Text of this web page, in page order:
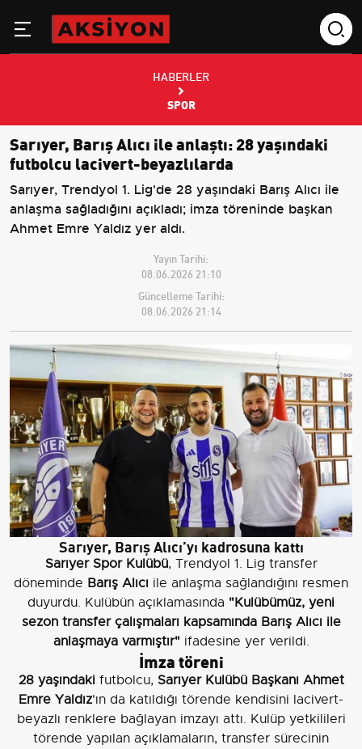
HABERLER
SPOR
Sarıyer, Barış Alıcı ile anlaştı: 28 yaşındaki
futbolcu lacivert-beyazlılarda
Sarıyer, Trendyol 1. Lig'de 28 yaşındaki Barış Alıcı ile
anlaşma sağladığını açıkladı; imza töreninde başkan
Ahmet Emre Yaldız yer aldı.
Yayın Tarihi:
08.06.2026 21:10
Güncelleme Tarihi:
08.06.2026 21:14
Sarıyer, Barış Alıcı’yı kadrosuna kattı
Sarıyer Spor Kulübü, Trendyol 1. Lig transfer
döneminde Barış Alıcı ile anlaşma sağlandığını resmen
duyurdu. Kulübün açıklamasında "Kulübümüz, yeni
sezon transfer çalışmaları kapsamında Barış Alıcı ile
anlaşmaya varmıştır"ifadesine yer verildi.
İmza töreni
28 yaşındakifutbolcu, Sarıyer Kulübü Başkanı Ahmet
Emre Yaldız'ın da katıldığı törende kendisini lacivert-
beyazlı renklere bağlayan imzayı attı. Kulüp yetkilileri
törende yapılan açıklamaların, transfer sürecinin